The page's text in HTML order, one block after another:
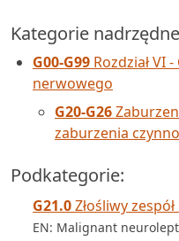
Kategorie
G00-G99 Rozdział VI
nerwowego
G20-G26
zaburzenia
Podkategorie:
G21.0Złośliwy
EN: Malignant